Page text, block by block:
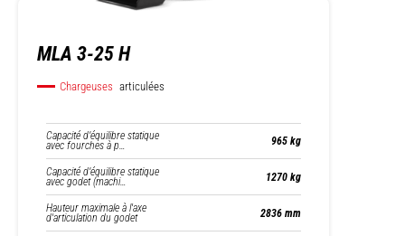
MLA 3-25 H
Chargeuses articulées
Capacité d’équilibre statique
avec fourches à p… 965 kg
Capacité d’équilibre statique
avec godet (machi… 1270 kg
Hauteur maximale à l'axe
d'articulation du godet 2836 mm